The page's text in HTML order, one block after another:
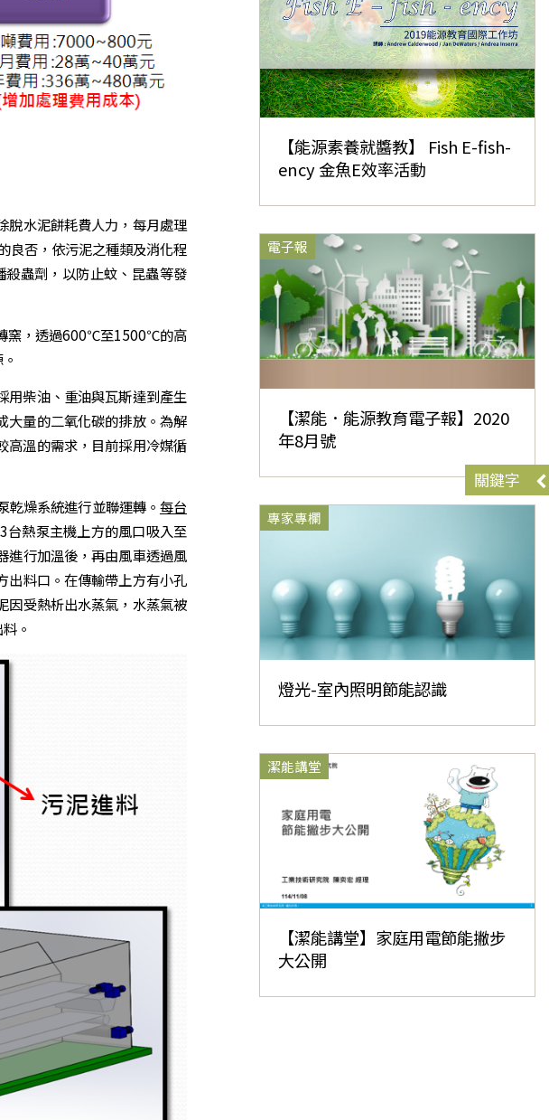
脫水泥餅耗費人力，每月處理
良否，依污泥之種類及消化程
蟲劑，以防止蚊、昆蟲等發
窯，透過600℃至1500℃的高
用柴油、重油與瓦斯達到產生
大量的二氧化碳的排放。為解
高溫的需求，目前採用冷媒循
乾燥系統進行並聯運轉。 每台
熱泵主機上方的風口吸入至
進行加溫後，再由風車透過風
出料口。在傳輸帶上方有小孔
因受熱析出水蒸氣，水蒸氣被
。
【能源素養就醬教】 Fish E-fish-
ency 金魚E效率活動
電子報
【潔能．能源教育電子報】2020
年8月號
專家專欄
燈光-室內照明節能認識
潔能講堂
【潔能講堂】家庭用電節能撇步
大公開
關鍵字